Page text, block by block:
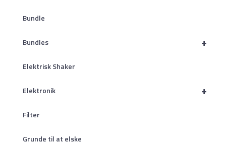
Bundle
+
Bundles
Elektrisk Shaker
+
Elektronik
Filter
Grunde til at elske